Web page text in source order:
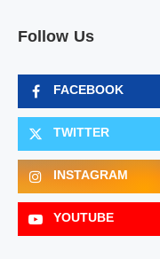
Follow Us
FACEBOOK
TWITTER
INSTAGRAM
YOUTUBE